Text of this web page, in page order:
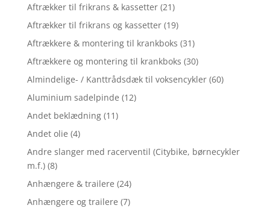
Aftrækker til frikrans & kassetter (21)
Aftrækker til frikrans og kassetter (19)
Aftrækkere & montering til krankboks (31)
Aftrækkere og montering til krankboks (30)
Almindelige- / Kanttrådsdæk til voksencykler (60)
Aluminium sadelpinde (12)
Andet beklædning (11)
Andet olie (4)
Andre slanger med racerventil (Citybike, børnecykler
m.f.) (8)
Anhængere & trailere (24)
Anhængere og trailere (7)